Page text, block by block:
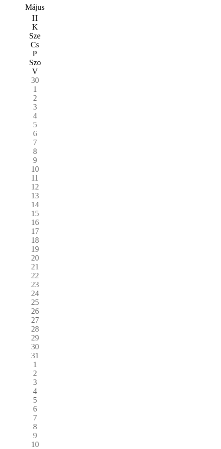
Május
H
K
Sze
Cs
P
Szo
V
30
1
2
3
4
5
6
7
8
9
10
11
12
13
14
15
16
17
18
19
20
21
22
23
24
25
26
27
28
29
30
31
1
2
3
4
5
6
7
8
9
10